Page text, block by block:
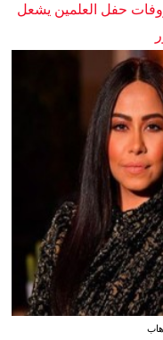
حفل العلمين يشعل